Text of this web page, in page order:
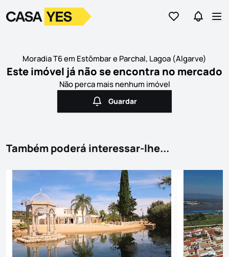
Ir para osIr para
LogoIr para a homepage
Moradia T6 em Estômbar e Parchal, Lagoa (Algarve)
Este imóvel já não se encontra no mercado
Não perca mais nenhum imóvel
Guardar
Guardar
Também poderá interessar-lhe...